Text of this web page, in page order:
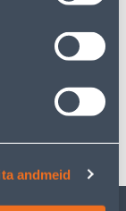
andmeid